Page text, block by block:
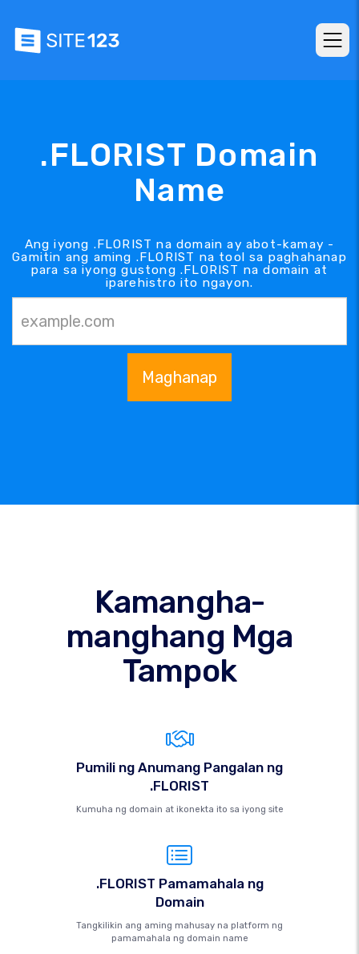
.FLORIST Domain
Name
Ang iyong .FLORIST na domain ay abot-kamay -
Gamitin ang aming .FLORIST na tool sa paghahanap
para sa iyong gustong .FLORIST na domain at
iparehistro ito ngayon.
Maghanap
Kamangha-
manghang Mga
Tampok
Pumili ng Anumang Pangalan ng
.FLORIST
Kumuha ng domain at ikonekta ito sa iyong site
.FLORIST Pamamahala ng
Domain
Tangkilikin ang aming mahusay na platform ng
pamamahala ng domain name